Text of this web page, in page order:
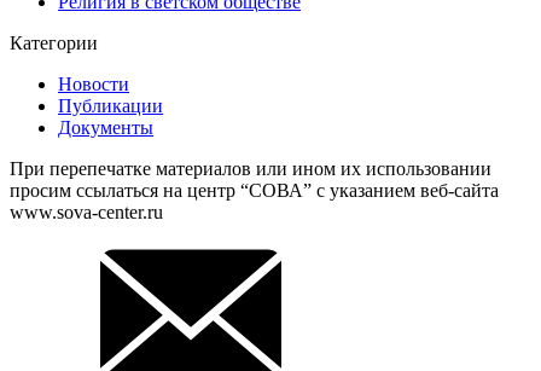
Категории
Новости
Публикации
Документы
При перепечатке материалов или ином их использовании
просим ссылаться на центр “СОВА” с указанием веб-сайта
www.sova-center.ru